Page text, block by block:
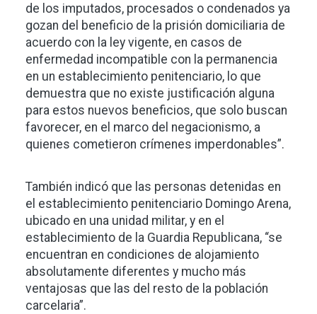
de los imputados, procesados o condenados ya
gozan del beneficio de la prisión domiciliaria de
acuerdo con la ley vigente, en casos de
enfermedad incompatible con la permanencia
en un establecimiento penitenciario, lo que
demuestra que no existe justificación alguna
para estos nuevos beneficios, que solo buscan
favorecer, en el marco del negacionismo, a
quienes cometieron crímenes imperdonables”.
También indicó que las personas detenidas en
el establecimiento penitenciario Domingo Arena,
ubicado en una unidad militar, y en el
establecimiento de la Guardia Republicana, “se
encuentran en condiciones de alojamiento
absolutamente diferentes y mucho más
ventajosas que las del resto de la población
carcelaria”.